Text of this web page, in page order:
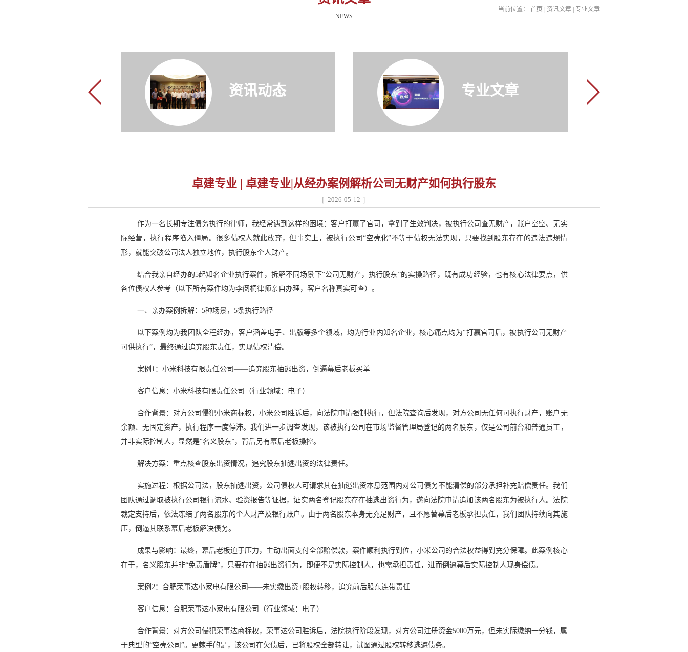
NEWS
当前位置： 首页 资讯文章 专业文章
资讯动态 专业文章
卓建专业 | 卓建专业|从经办案例解析公司无财产如何执行股东
2026-05-12
作为一名长期专注债务执行的律师，我经常遇到这样的困境：客户打赢了官司，拿到了生效判决，被执行公司查无财产，账户空空、无实
际经营，执行程序陷入僵局。很多债权人就此放弃，但事实上，被执行公司“空壳化”不等于债权无法实现，只要找到股东存在的违法违规情
形，就能突破公司法人独立地位，执行股东个人财产。
结合我亲自经办的5起知名企业执行案件，拆解不同场景下“公司无财产，执行股东”的实操路径，既有成功经验，也有核心法律要点，供
各位债权人参考（以下所有案件均为李阅桐律师亲自办理，客户名称真实可查）。
一、亲办案例拆解：5种场景，5条执行路径
以下案例均为我团队全程经办，客户涵盖电子、出版等多个领域，均为行业内知名企业，核心痛点均为“打赢官司后，被执行公司无财产
可供执行”，最终通过追究股东责任，实现债权清偿。
案例1：小米科技有限责任公司——追究股东抽逃出资，倒逼幕后老板买单
客户信息：小米科技有限责任公司（行业领域：电子）
合作背景：对方公司侵犯小米商标权，小米公司胜诉后，向法院申请强制执行，但法院查询后发现，对方公司无任何可执行财产，账户无
余额、无固定资产，执行程序一度停滞。我们进一步调查发现，该被执行公司在市场监督管理局登记的两名股东，仅是公司前台和普通员工，
并非实际控制人，显然是“名义股东”，背后另有幕后老板操控。
解决方案：重点核查股东出资情况，追究股东抽逃出资的法律责任。
实施过程：根据公司法，股东抽逃出资，公司债权人可请求其在抽逃出资本息范围内对公司债务不能清偿的部分承担补充赔偿责任。我们
团队通过调取被执行公司银行流水、验资报告等证据，证实两名登记股东存在抽逃出资行为，遂向法院申请追加该两名股东为被执行人。法院
裁定支持后，依法冻结了两名股东的个人财产及银行账户。由于两名股东本身无充足财产，且不愿替幕后老板承担责任，我们团队持续向其施
压，倒逼其联系幕后老板解决债务。
成果与影响：最终，幕后老板迫于压力，主动出面支付全部赔偿款，案件顺利执行到位，小米公司的合法权益得到充分保障。此案例核心
在于，名义股东并非“免责盾牌”，只要存在抽逃出资行为，即便不是实际控制人，也需承担责任，进而倒逼幕后实际控制人现身偿债。
案例2：合肥荣事达小家电有限公司——未实缴出资+股权转移，追究前后股东连带责任
客户信息：合肥荣事达小家电有限公司（行业领域：电子）
合作背景：对方公司侵犯荣事达商标权，荣事达公司胜诉后，法院执行阶段发现，对方公司注册资金5000万元，但未实际缴纳一分钱，属
于典型的“空壳公司”。更棘手的是，该公司在欠债后，已将股权全部转让，试图通过股权转移逃避债务。